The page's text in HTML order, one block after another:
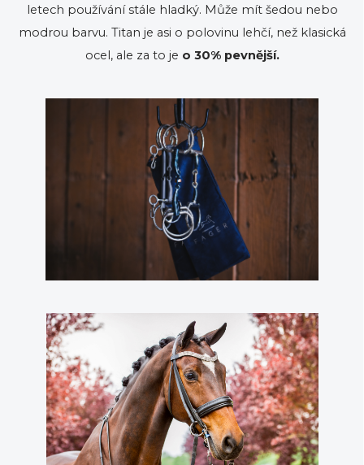
letech používání stále hladký. Může mít šedou nebo
modrou barvu. Titan je asi o polovinu lehčí, než klasická
ocel, ale za to je o 30% pevnější.